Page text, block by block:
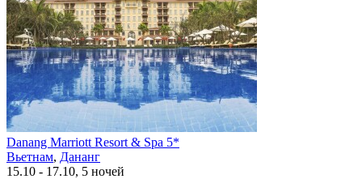
Danang Marriott Resort & Spa 5*
Вьетнам, Дананг
15.10 - 17.10, 5 ночей